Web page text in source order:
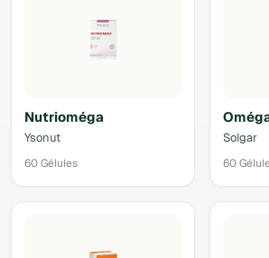
Nutrioméga
Ysonut
60 Gélules
Solgar
60